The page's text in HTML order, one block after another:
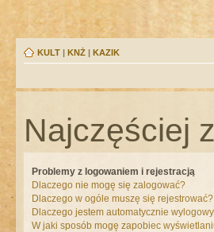
KULT | KNŻ | KAZIK
Najczęściej
Problemy z logowaniem i rejestracją
Dlaczego nie mogę się zalogować?
Dlaczego w ogóle muszę się rejestrować?
Dlaczego jestem automatycznie
W jaki sposób mogę zapobiec